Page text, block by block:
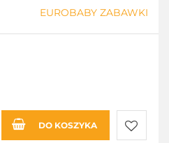
EUROBABY ZABAWKI
DO KOSZYKA